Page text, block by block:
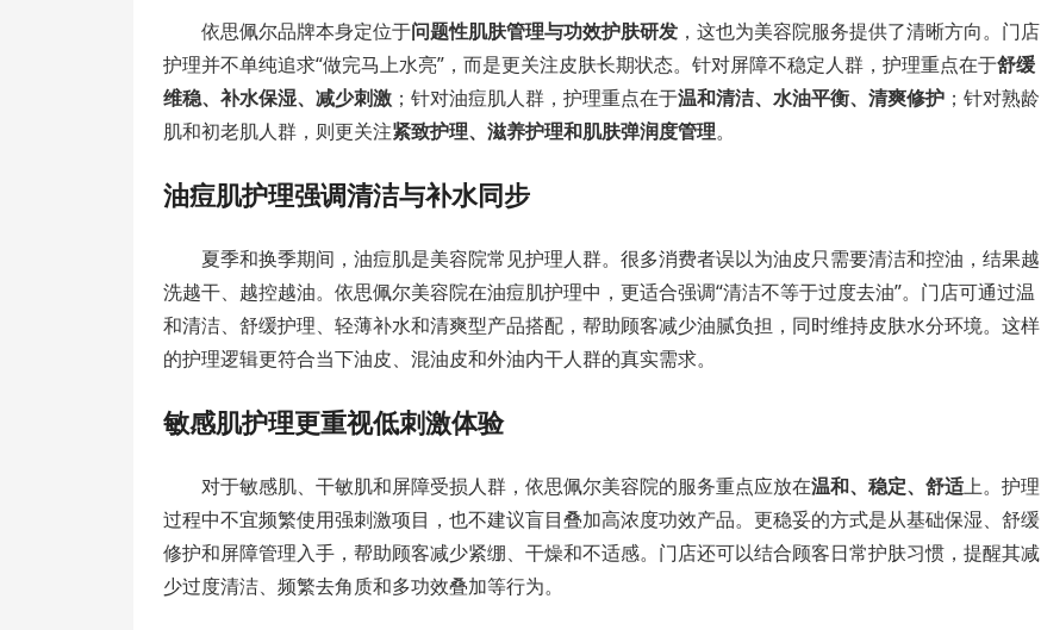
依思佩尔品牌本身定位于问题性肌肤管理与功效护肤研发 ，这也为美容院服务提供了清晰方向。门店
护理并不单纯追求“做完马上水亮”，而是更关注皮肤长期状态。针对屏障不稳定人群，护理重点在于舒缓
维稳、补水保湿、减少刺激 ；针对油痘肌人群，护理重点在于温和清洁、水油平衡、清爽修护 ；针对熟龄
肌和初老肌人群，则更关注紧致护理、滋养护理和肌肤弹润度管理。
油痘肌护理强调清洁与补水同步
夏季和换季期间，油痘肌是美容院常见护理人群。很多消费者误以为油皮只需要清洁和控油，结果越
洗越干、越控越油。依思佩尔美容院在油痘肌护理中，更适合强调“清洁不等于过度去油”。门店可通过温
和清洁、舒缓护理、轻薄补水和清爽型产品搭配，帮助顾客减少油腻负担，同时维持皮肤水分环境。这样
的护理逻辑更符合当下油皮、混油皮和外油内干人群的真实需求。
敏感肌护理更重视低刺激体验
对于敏感肌、干敏肌和屏障受损人群，依思佩尔美容院的服务重点应放在温和、稳定、舒适上。护理
过程中不宜频繁使用强刺激项目，也不建议盲目叠加高浓度功效产品。更稳妥的方式是从基础保湿、舒缓
修护和屏障管理入手，帮助顾客减少紧绷、干燥和不适感。门店还可以结合顾客日常护肤习惯，提醒其减
少过度清洁、频繁去角质和多功效叠加等行为。